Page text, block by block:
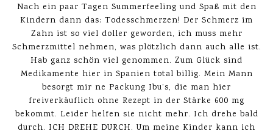
Nach ein paar Tagen Summerfeeling und Spaß mit den
Kindern dann das: Todesschmerzen! Der Schmerz im
Zahn ist so viel doller geworden, ich muss mehr
Schmerzmittel nehmen, was plötzlich dann auch alle ist.
Hab ganz schön viel genommen. Zum Glück sind
Medikamente hier in Spanien total billig. Mein Mann
besorgt mir ne Packung Ibu’s, die man hier
freiverkäuflich ohne Rezept in der Stärke 600 mg
bekommt. Leider helfen sie nicht mehr. Ich drehe bald
durch. ICH DREHE DURCH. Um meine Kinder kann ich